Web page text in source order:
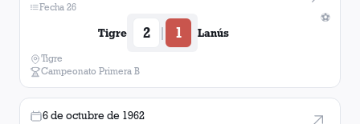
⚽
Fecha 26
Tigre 2 | 1 Lanús
Tigre
Campeonato Primera B
6 de octubre de 1962